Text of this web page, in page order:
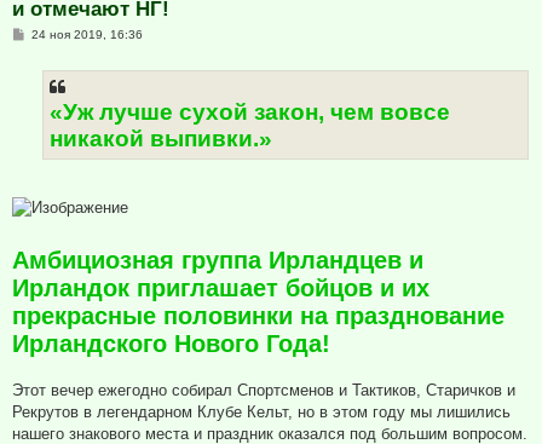
и отмечают НГ!
С24 ноя 2019, 16:36
«Уж лучше сухой закон, чем вовсе
никакой выпивки.»
Амбициозная группа Ирландцев и
Ирландок приглашает бойцов и их
прекрасные половинки на празднование
Ирландского Нового Года!
Этот вечер ежегодно собирал Спортсменов и Тактиков, Старичков и
Рекрутов в легендарном Клубе Кельт, но в этом году мы лишились
нашего знакового места и праздник оказался под большим вопросом.